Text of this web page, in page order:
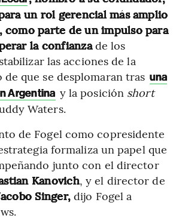
un rol gerencial más amplio
como parte de un impulso para
la confianzade los
las acciones de la
de que se desplomaran tras una
Argentina y la posición short
Waters.
de Fogel como copresidente
formaliza un papel que
junto con el director
Kanovich, y el director de
Singer, dijo Fogel a